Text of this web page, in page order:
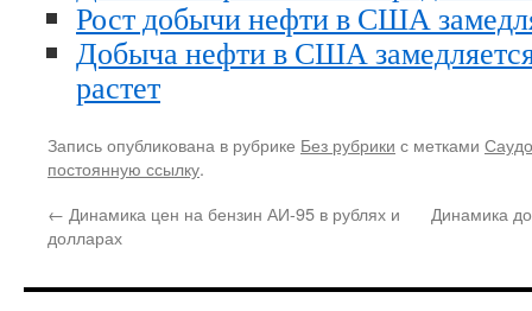
Рост добычи нефти в США
Добыча нефти в США
растет
Запись опубликована в рубрике Без рубрики с метками
постоянную ссылку.
← Динамика цен на бензин АИ-95 в рублях и
долларах
Динамика